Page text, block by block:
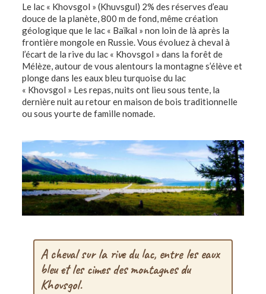
Le lac « Khovsgol » (Khuvsgul) 2% des réserves d’eau
douce de la planète, 800 m de fond, même création
géologique que le lac « Baïkal » non loin de là après la
frontière mongole en Russie. Vous évoluez à cheval à
l’écart de la rive du lac « Khovsgol » dans la forêt de
Mélèze, autour de vous alentours la montagne s’élève et
plonge dans les eaux bleu turquoise du lac
« Khovsgol » Les repas, nuits ont lieu sous tente, la
dernière nuit au retour en maison de bois traditionnelle
ou sous yourte de famille nomade.
A cheval sur la rive du lac, entre les eaux
bleu et les cimes des montagnes du
Khovsgol.